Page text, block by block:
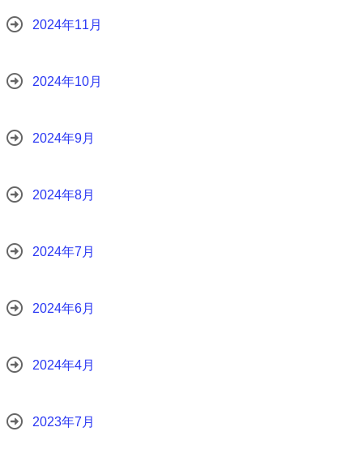
2024年11月
2024年10月
2024年9月
2024年8月
2024年7月
2024年6月
2024年4月
2023年7月